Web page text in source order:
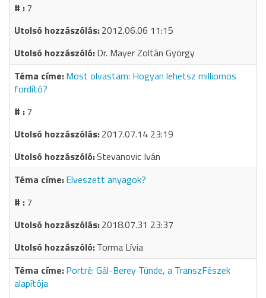
7
2012.06.06 11:15
Dr. Mayer Zoltán György
Most olvastam: Hogyan lehetsz milliomos
fordító?
7
2017.07.14 23:19
Stevanovic Iván
Elveszett anyagok?
7
2018.07.31 23:37
Torma Lívia
Portré: Gál-Berey Tünde, a TranszFészek
alapítója